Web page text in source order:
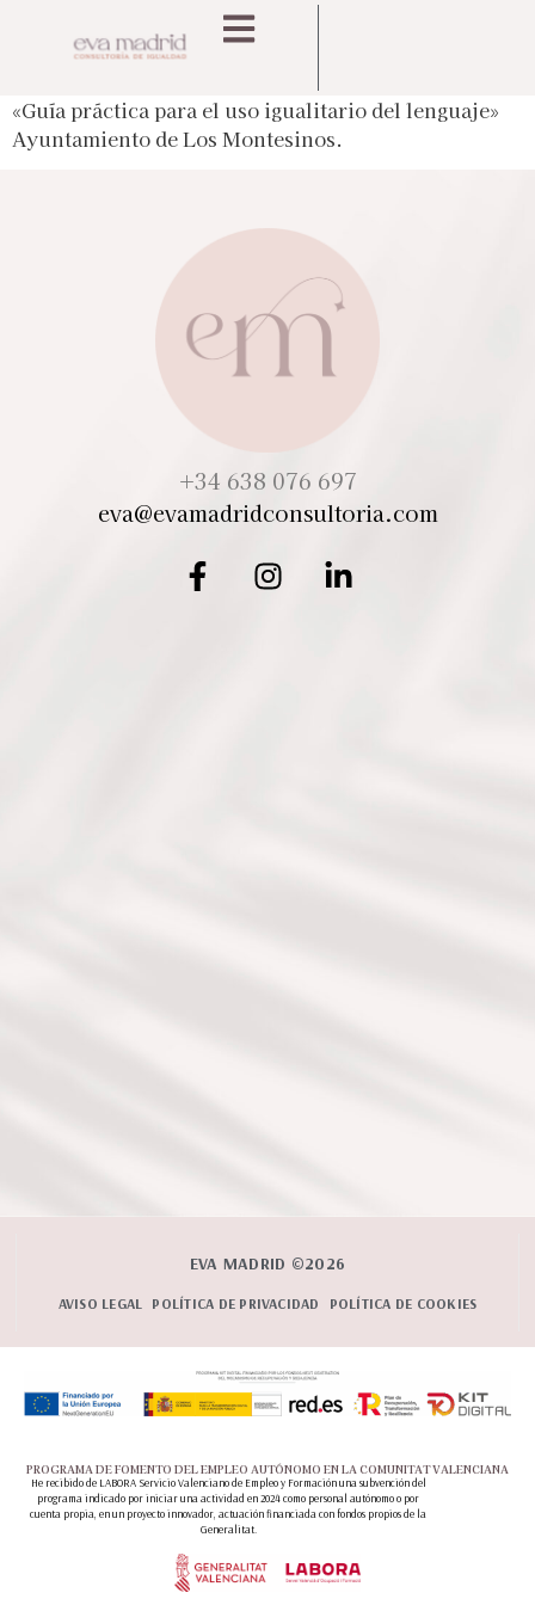
«Guía práctica para el uso igualitario del lenguaje»
Ayuntamiento de Los Montesinos.
+34 638 076 697
eva@evamadridconsultoria.com
EVA MADRID ©2026
AVISO LEGAL POLÍTICA DE PRIVACIDAD POLÍTICA DE COOKIES
PROGRAMA DE FOMENTO DEL EMPLEO AUTÓNOMO EN LA COMUNITAT VALENCIANA
He recibido de LABORA Servicio Valenciano de Empleo y Formación una subvención del
programa indicado por iniciar una actividad en 2024 como personal autónomo o por
cuenta propia, en un proyecto innovador, actuación financiada con fondos propios de la
Generalitat.